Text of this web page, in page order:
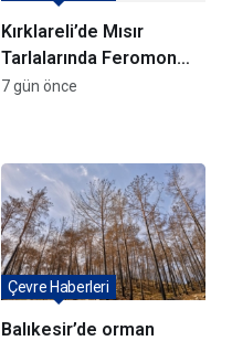
Kırklareli’de Mısır
Tarlalarında Feromon
Tuzaklarıyla Verim
7 gün önce
Balıkesir’de orman
Çevre Haberleri